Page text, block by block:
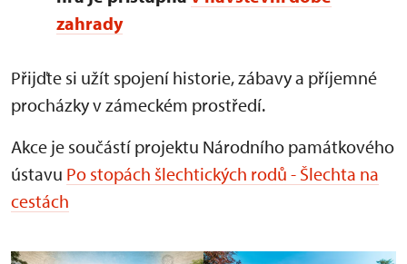
zahrady
Přijďte si užít spojení historie, zábavy a příjemné
procházky v zámeckém prostředí.
Akce je součástí projektu Národního památkového
ústavu Po stopách šlechtických rodů - Šlechta na
cestách